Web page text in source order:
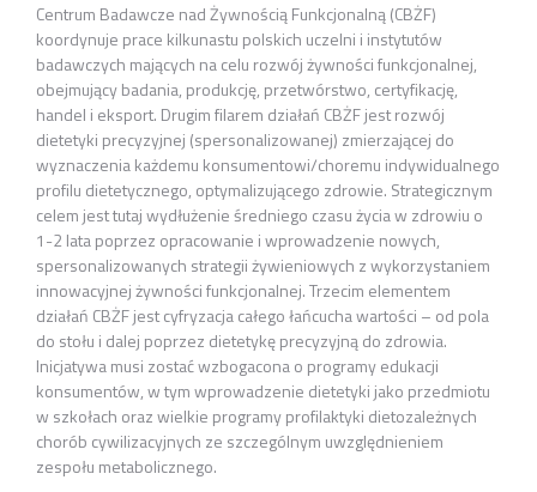
Centrum Badawcze nad Żywnością Funkcjonalną (CBŻF)
koordynuje prace kilkunastu polskich uczelni i instytutów
badawczych mających na celu rozwój żywności funkcjonalnej,
obejmujący badania, produkcję, przetwórstwo, certyfikację,
handel i eksport. Drugim filarem działań CBŻF jest rozwój
dietetyki precyzyjnej (spersonalizowanej) zmierzającej do
wyznaczenia każdemu konsumentowi/choremu indywidualnego
profilu dietetycznego, optymalizującego zdrowie. Strategicznym
celem jest tutaj wydłużenie średniego czasu życia w zdrowiu o
1-2 lata poprzez opracowanie i wprowadzenie nowych,
spersonalizowanych strategii żywieniowych z wykorzystaniem
innowacyjnej żywności funkcjonalnej. Trzecim elementem
działań CBŻF jest cyfryzacja całego łańcucha wartości – od pola
do stołu i dalej poprzez dietetykę precyzyjną do zdrowia.
Inicjatywa musi zostać wzbogacona o programy edukacji
konsumentów, w tym wprowadzenie dietetyki jako przedmiotu
w szkołach oraz wielkie programy profilaktyki dietozależnych
chorób cywilizacyjnych ze szczególnym uwzględnieniem
zespołu metabolicznego.